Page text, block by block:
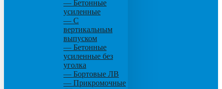
— Бетонные
усиленные
— С
вертикальным
выпуском
— Бетонные
усиленные без
уголка
— Бортовые ЛВ
— Прикромочные